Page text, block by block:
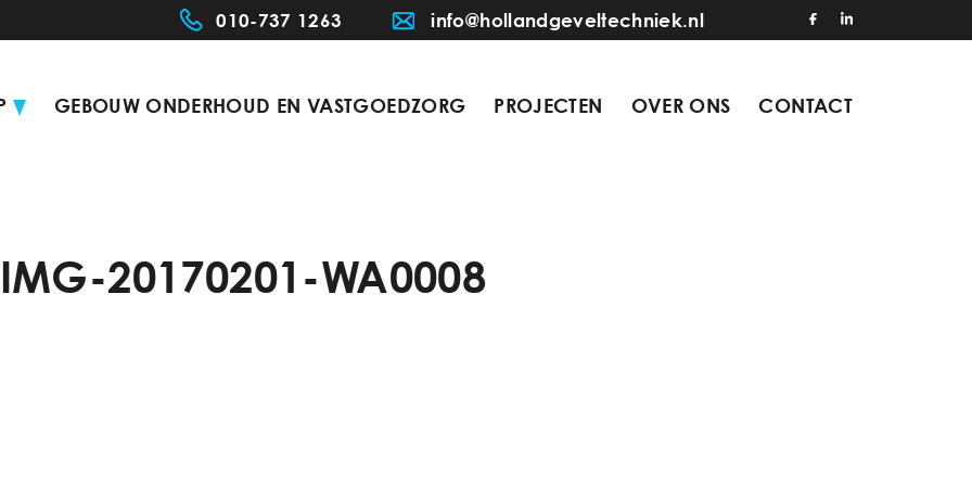
010-737 1263 info@hollandgeveltechniek.nl
GEBOUW ONDERHOUD EN VASTGOEDZORG PROJECTEN OVER ONS CONTACT
IMG-20170201-WA0008